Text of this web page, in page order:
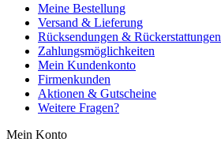
Meine Bestellung
Versand & Lieferung
Rücksendungen & Rückerstattungen
Zahlungsmöglichkeiten
Mein Kundenkonto
Firmenkunden
Aktionen & Gutscheine
Weitere Fragen?
Mein Konto